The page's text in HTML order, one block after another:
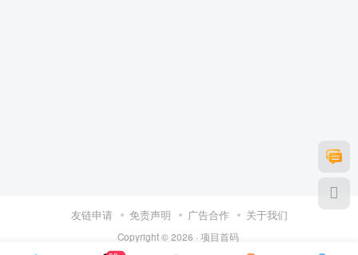
友链申请 免责声明 广告合作 关于我们
Copyright © 2026 · 项目首码